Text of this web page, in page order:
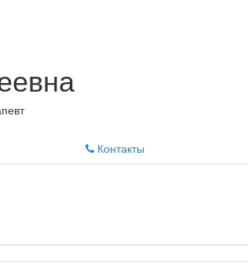
Контакты